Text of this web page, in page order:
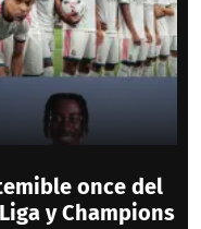
once del
y Champions